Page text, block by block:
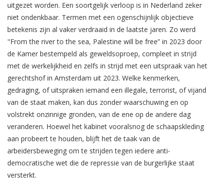
uitgezet worden. Een soortgelijk verloop is in Nederland zeker
niet ondenkbaar. Termen met een ogenschijnlijk objectieve
betekenis zijn al vaker verdraaid in de laatste jaren. Zo werd
"From the river to the sea, Palestine will be free” in 2023 door
de Kamer bestempeld als geweldsoproep, compleet in strijd
met de werkelijkheid en zelfs in strijd met een uitspraak van het
gerechtshof in Amsterdam uit 2023. Welke kenmerken,
gedraging, of uitspraken iemand een illegale, terrorist, of vijand
van de staat maken, kan dus zonder waarschuwing en op
volstrekt onzinnige gronden, van de ene op de andere dag
veranderen. Hoewel het kabinet vooralsnog de schaapskleding
aan probeert te houden, blijft het de taak van de
arbeidersbeweging om te strijden tegen iedere anti-
democratische wet die de repressie van de burgerlijke staat
versterkt.